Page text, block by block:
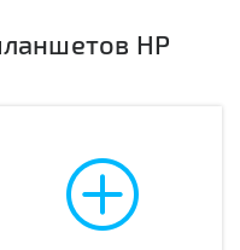
HP